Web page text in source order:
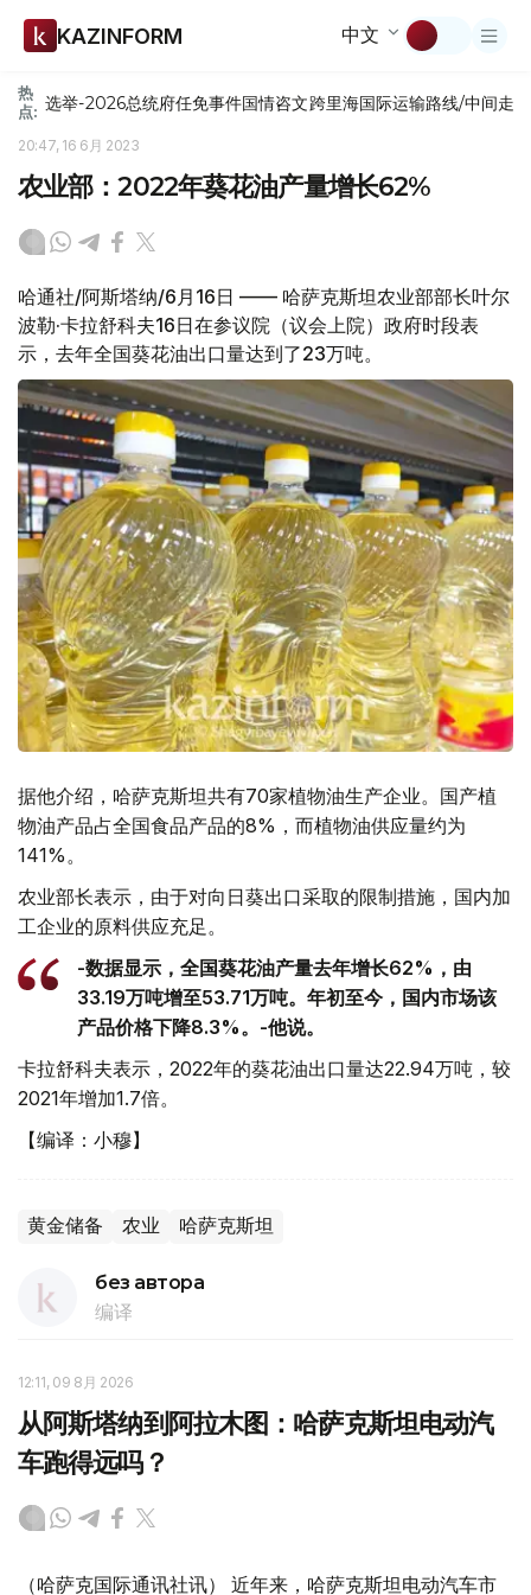
KAZINFORM 中文
热
点: 选举-2026总统府任免事件国情咨文跨里海国际运输路线/中间走廊
20:47, 16 6月 2023
农业部：2022年葵花油产量增长62%
哈通社/阿斯塔纳/6月16日 —— 哈萨克斯坦农业部部长叶尔
波勒·卡拉舒科夫16日在参议院（议会上院）政府时段表
示，去年全国葵花油出口量达到了23万吨。
据他介绍，哈萨克斯坦共有70家植物油生产企业。国产植
物油产品占全国食品产品的8%，而植物油供应量约为
141%。
农业部长表示，由于对向日葵出口采取的限制措施，国内加
工企业的原料供应充足。
-数据显示，全国葵花油产量去年增长62%，由
33.19万吨增至53.71万吨。年初至今，国内市场该
产品价格下降8.3%。-他说。
卡拉舒科夫表示，2022年的葵花油出口量达22.94万吨，较
2021年增加1.7倍。
【编译：小穆】
黄金储备 农业 哈萨克斯坦
без автора
编译
12:11, 09 8月 2026
从阿斯塔纳到阿拉木图：哈萨克斯坦电动汽
车跑得远吗？
（哈萨克国际通讯社讯） 近年来，哈萨克斯坦电动汽车市